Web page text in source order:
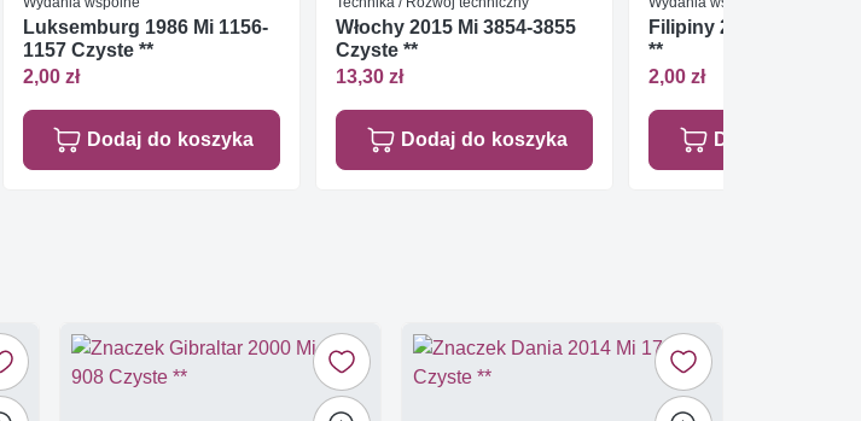
Luksemburg 1986 Mi 1156-
1157 Czyste **
2,00 zł
Dodaj do koszyka
Włochy 2015 Mi 3854-3855
Czyste **
13,30 zł
Dodaj do koszyka
Filipiny 2007 Mi 3944
**
2,00 zł
Dodaj do